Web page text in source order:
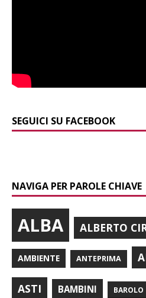
SEGUICI SU FACEBOOK
NAVIGA PER PAROLE CHIAVE
ALBA ALBERTO
AMBIENTE ANTEPRIMA
ASTI BAMBINI BAROLO